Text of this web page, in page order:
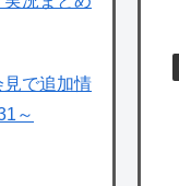
見で追加情
～